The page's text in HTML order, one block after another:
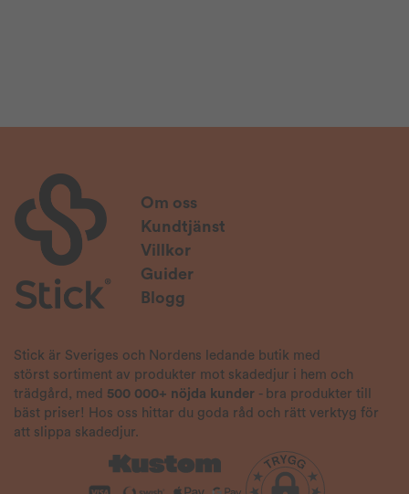
Om oss
Kundtjänst
Villkor
Guider
Blogg
Stick är Sveriges och Nordens ledande butik med
störst sortiment av produkter mot skadedjur i hem och
trädgård, med 500 000+ nöjda kunder - bra produkter till
bäst priser! Hos oss hittar du goda råd och rätt verktyg för
att slippa skadedjur.